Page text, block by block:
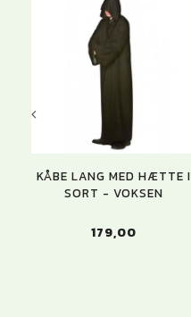
KÅBE LANG MED HÆTTE I
SORT - VOKSEN
179,00